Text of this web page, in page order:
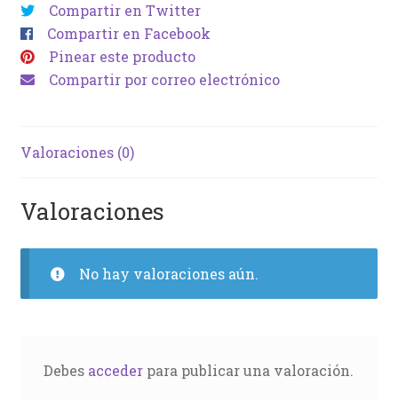
Compartir en Twitter
Compartir en Facebook
Pinear este producto
Compartir por correo electrónico
Valoraciones (0)
Valoraciones
No hay valoraciones aún.
Debes accederpara publicar una valoración.